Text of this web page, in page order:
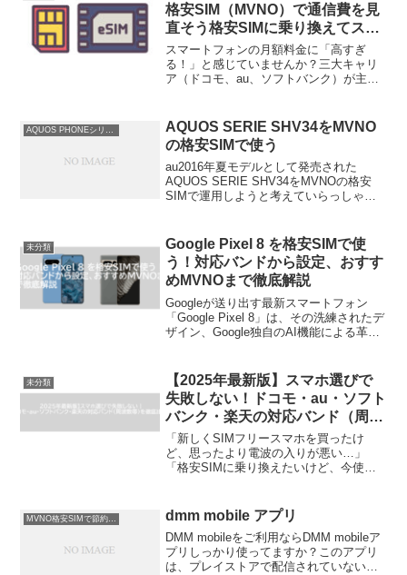
格安SIM（MVNO）で通信費を見
直そう格安SIMに乗り換えてスマ
ホ代を節約しよう！
スマートフォンの月額料金に「高すぎ
る！」と感じていませんか？三大キャリ
ア（ドコモ、au、ソフトバンク）が主流
店舗を持たずオンライン契約で完結する
ahamoやpovo...
AQUOS SERIE SHV34をMVNO
の格安SIMで使う
au2016年夏モデルとして発売された
AQUOS SERIE SHV34をMVNOの格安
SIMで運用しようと考えていらっしゃる
過の機種で、機種変される方も多い時
期...
未分類
Google Pixel 8 を格安SIMで使
う！対応バンドから設定、おすす
めMVNOまで徹底解説
Googleが送り出す最新スマートフォン
「Google Pixel 8」は、その洗練されたデ
ザイン、Google独自のAI機能による革新
ユーザーから高い評価を受けていま...
未分類
【2025年最新版】スマホ選びで
失敗しない！ドコモ・au・ソフト
バンク・楽天の対応バンド（周波
数帯）を徹底比較
「新しくSIMフリースマホを買ったけ
ど、思ったより電波の入りが悪い…」
「格安SIMに乗り換えたいけど、今使っ
い…」そんな悩みを抱えていませんか？
スマートフォンや携帯キャ...
MVNO格安SIMで節約情報 dmm mobile アプリ
DMM mobileをご利用ならDMM mobileア
プリしっかり使ってますか？このアプリ
は、プレイストアで配信されていないの